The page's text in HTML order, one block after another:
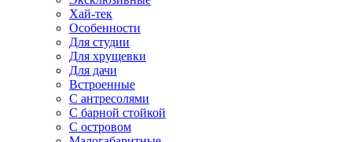
Хай-тек
Особенности
Для студии
Для хрущевки
Для дачи
Встроенные
С антресолями
С барной стойкой
С островом